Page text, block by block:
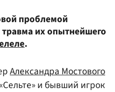
проблемой
их опытнейшего
.
Александра Мостового
и бывший игрок